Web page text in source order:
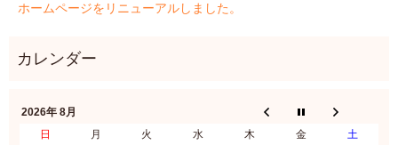
ホームページをリニューアルしました。
2026年 8月
日
月 火 水 木 金 土